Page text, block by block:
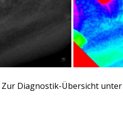
Zur Diagnostik-Übersicht unter